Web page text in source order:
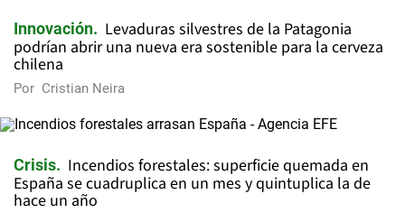
Innovación
Levaduras silvestres de la Patagonia
podrían abrir una nueva era sostenible para la cerveza
chilena
Por Cristian Neira
Crisis
Incendios forestales: superficie quemada en
España se cuadruplica en un mes y quintuplica la de
hace un año